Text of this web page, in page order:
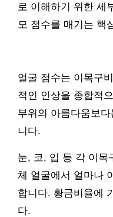
로 이해하기 위한 세
모 점수를 매기는 핵
얼굴 점수는 이목구
적인 인상을 종합적
부위의 아름다움보
니다.
눈, 코, 입 등 각 이목
체 얼굴에서 얼마나
합니다. 황금비율에
다.